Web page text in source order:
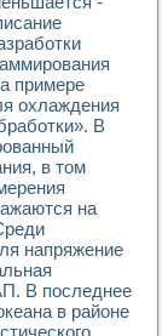
лабораторный
одномерных
INSTRUMENTS в
полигармонической
действия
решений в
систем» и
электрических
характеристик на
теории Коммутации
работы
в среде
проекта
примере
охлаждения
В
в том
на
напряжение
В последнее
в районе